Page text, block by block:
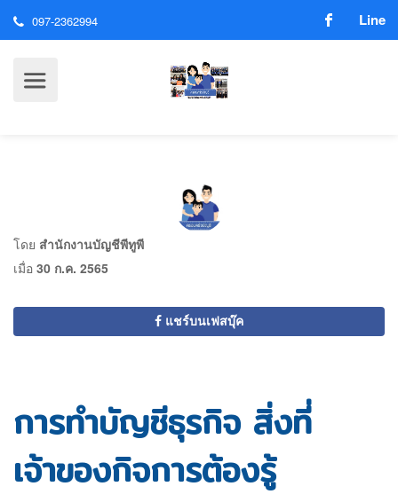
097-2362994 Line
โดย สำนักงานบัญชีพีทูพี
เมื่อ 30 ก.ค. 2565
แชร์บนเฟสบุ๊ค
การทำบัญชีธุรกิจ สิ่งที่
เจ้าของกิจการต้องรู้